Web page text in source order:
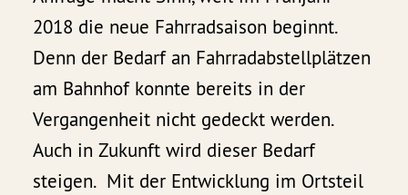
2018 die neue Fahrradsaison beginnt.
Denn der Bedarf an Fahrradabstellplätzen
am Bahnhof konnte bereits in der
Vergangenheit nicht gedeckt werden.
Auch in Zukunft wird dieser Bedarf
steigen. Mit der Entwicklung im Ortsteil